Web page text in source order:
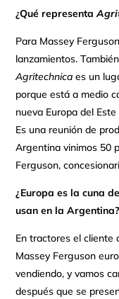
¿Qué representa
Para Massey
lanzamientos.
Agritechnicaes un
porque está a medio
nueva Europa del
Es una reunión de
Argentina vinimos 50
Ferguson,
¿Europa es la cuna
usan en la Argentina?
En tractores el cliente
Massey Ferguson
vendiendo, y vamos
después que se